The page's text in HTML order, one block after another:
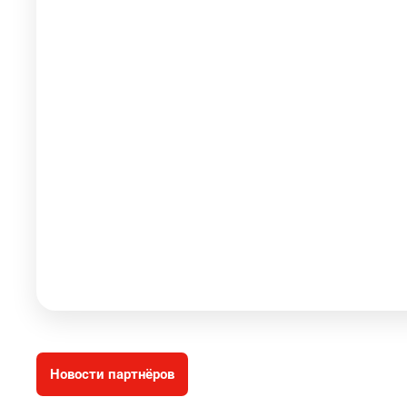
Новости партнёров